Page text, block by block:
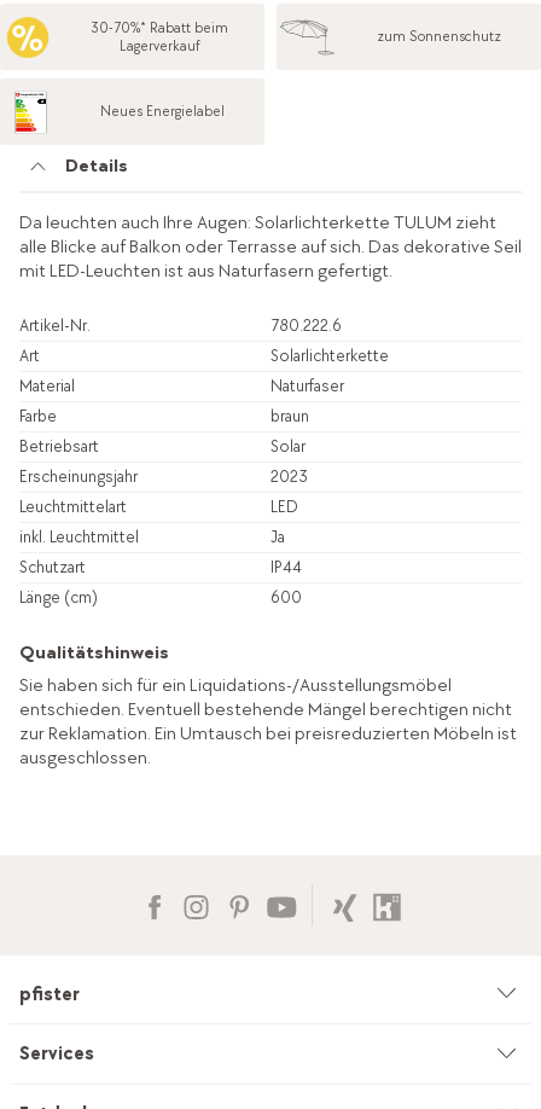
30-70%* Rabatt beim
Lagerverkauf
zum Sonnenschutz
Neues Energielabel
Details
Da leuchten auch Ihre Augen: Solarlichterkette TULUM zieht
alle Blicke auf Balkon oder Terrasse auf sich. Das dekorative Seil
mit LED-Leuchten ist aus Naturfasern gefertigt.
Artikel-Nr.
780.222.6
Art
Solarlichterkette
Material
Naturfaser
Farbe
braun
Betriebsart
Solar
Erscheinungsjahr
2023
Leuchtmittelart
LED
inkl. Leuchtmittel
Ja
Schutzart
IP44
Länge (cm)
600
Qualitätshinweis
Sie haben sich für ein Liquidations-/Ausstellungsmöbel
entschieden. Eventuell bestehende Mängel berechtigen nicht
zur Reklamation. Ein Umtausch bei preisreduzierten Möbeln ist
ausgeschlossen.
pfister
Unternehmen
Services